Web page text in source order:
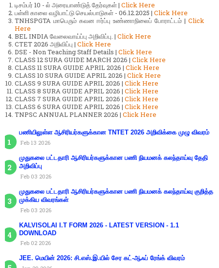
டிசம்பர் 10 - ல் அரையாண்டுத் தேர்வுகள் | Click Here
பள்ளி காலை வழிபாட்டு செயல்பாடுகள் - 06.12.2025 | Click Here
TNHSPGTA மாபெரும் கவன ஈர்ப்பு உண்ணாநிலைப் போராட்டம் | Click
Here
BEL INDIA வேலைவாய்ப்பு அறிவிப்பு. | Click Here
CTET 2026 அறிவிப்பு | Click Here
DSE - Non Teaching Staff Details | Click Here
CLASS 12 SURA GUIDE MARCH 2026 | Click Here
CLASS 11 SURA GUIDE APRIL 2026 | Click Here
CLASS 10 SURA GUIDE APRIL 2026 | Click Here
CLASS 9 SURA GUIDE APRIL 2026 | Click Here
CLASS 8 SURA GUIDE APRIL 2026 | Click Here
CLASS 7 SURA GUIDE APRIL 2026 | Click Here
CLASS 6 SURA GUIDE APRIL 2026 | Click Here
TNPSC ANNUAL PLANNER 2026 | Click Here
பணியிலுள்ள ஆசிரியர்களுக்கான TNTET 2026 அறிவிக்கை முழு விவரம்
Feb 13 2026
முதுகலை பட்டதாரி ஆசிரியர்களுக்கான பணி நியமனக் கலந்தாய்வு தேதி
அறிவிப்பு
Feb 03 2026
முதுகலை பட்டதாரி ஆசிரியர்களுக்கான பணி நியமனக் கலந்தாய்வு குறித்த
முக்கிய விவரங்கள்
Feb 03 2026
KALVISOLAI I.T FORM 2026 - LATEST VERSION - 1.1
DOWNLOAD
Feb 02 2026
JEE. மெயின் 2026: சி.எஸ்.இ.யில் சேர கட்-ஆஃப் ரேங்க் விவரம்